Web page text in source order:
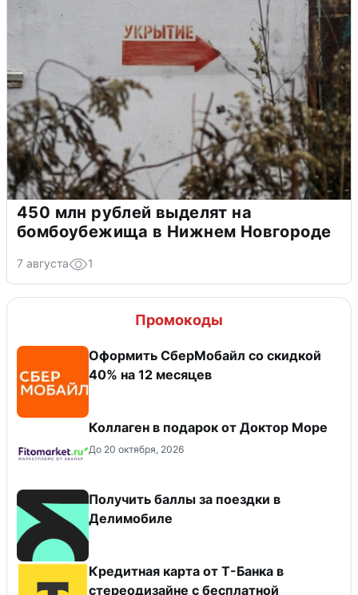
450 млн рублей выделят на
бомбоубежища в Нижнем Новгороде
7 августа 1
Промокоды
Оформить СберМобайл со скидкой
40% на 12 месяцев
Коллаген в подарок от Доктор Море
До 20 октября, 2026
Получить баллы за поездки в
Делимобиле
Кредитная карта от Т-Банка в
стереодизайне с бесплатной